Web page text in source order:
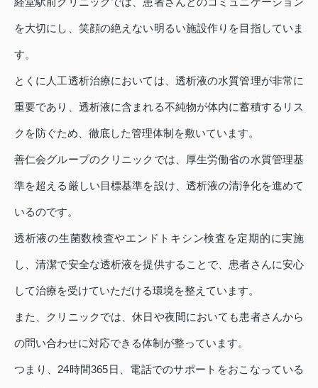
を大切にし、笑顔の絶えない明るい施設作りを目指していま
す。
とくに人工透析治療においては、透析液の水質管理が非常に
重要であり、透析液に含まれる不純物が体内に蓄積するリス
クを防ぐため、徹底した管理体制を敷いています。
善仁会グループのクリニックでは、厚生労働省の水質管理基
準を超える厳しい目標基準を設け、透析液の清浄化を進めて
いるのです。
透析液の生菌数検査やエンドトキシン検査を定期的に実施
し、清潔で安全な透析液を提供することで、患者さんに安心
して治療を受けていただける環境を整えています。
また、クリニックでは、休日や夜間においても患者さんから
の問い合わせに対応できる体制が整っています。
つまり、24時間365日、電話でのサポートをおこなっている